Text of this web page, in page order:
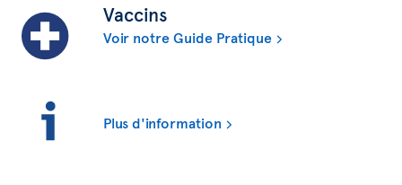
Vaccins
Voir notre Guide Pratique
Plus d'information